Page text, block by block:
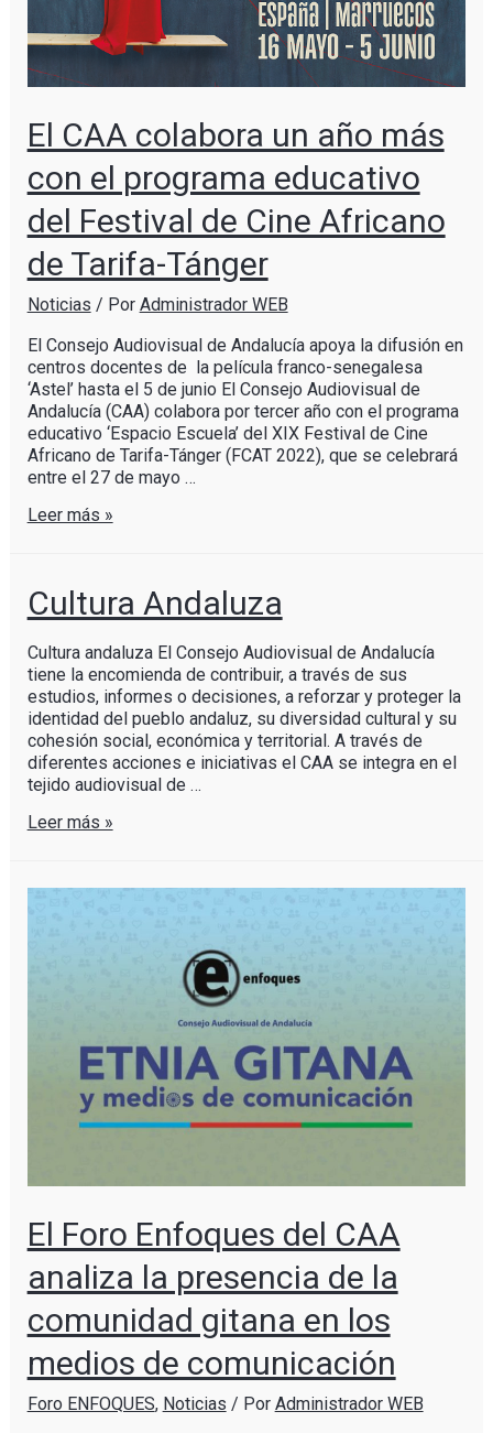
El CAA colabora un año más
con el programa educativo
del Festival de Cine Africano
de Tarifa-Tánger
Noticias / Por Administrador WEB
El Consejo Audiovisual de Andalucía apoya la difusión en
centros docentes de la película franco-senegalesa
‘Astel’ hasta el 5 de junio El Consejo Audiovisual de
Andalucía (CAA) colabora por tercer año con el programa
educativo ‘Espacio Escuela’ del XIX Festival de Cine
Africano de Tarifa-Tánger (FCAT 2022), que se celebrará
entre el 27 de mayo …
Leer más »
Cultura Andaluza
Cultura andaluza El Consejo Audiovisual de Andalucía
tiene la encomienda de contribuir, a través de sus
estudios, informes o decisiones, a reforzar y proteger la
identidad del pueblo andaluz, su diversidad cultural y su
cohesión social, económica y territorial. A través de
diferentes acciones e iniciativas el CAA se integra en el
tejido audiovisual de …
Leer más »
El Foro Enfoques del CAA
analiza la presencia de la
comunidad gitana en los
medios de comunicación
Foro ENFOQUES, Noticias / Por Administrador WEB